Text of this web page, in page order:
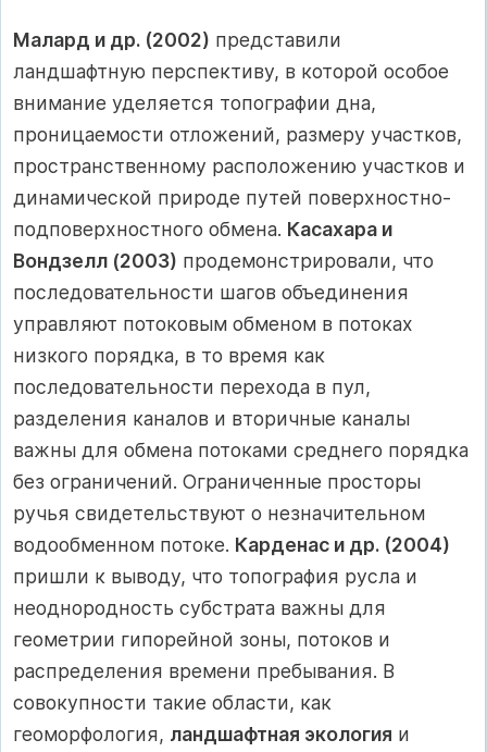
Малард и др. (2002) представили
ландшафтную перспективу, в которой особое
внимание уделяется топографии дна,
проницаемости отложений, размеру участков,
пространственному расположению участков и
динамической природе путей поверхностно-
подповерхностного обмена. Касахара и
Вондзелл (2003) продемонстрировали, что
последовательности шагов объединения
управляют потоковым обменом в потоках
низкого порядка, в то время как
последовательности перехода в пул,
разделения каналов и вторичные каналы
важны для обмена потоками среднего порядка
без ограничений. Ограниченные просторы
ручья свидетельствуют о незначительном
водообменном потоке. Карденас и др. (2004)
пришли к выводу, что топография русла и
неоднородность субстрата важны для
геометрии гипорейной зоны, потоков и
распределения времени пребывания. В
совокупности такие области, как
геоморфология, ландшафтная экология и